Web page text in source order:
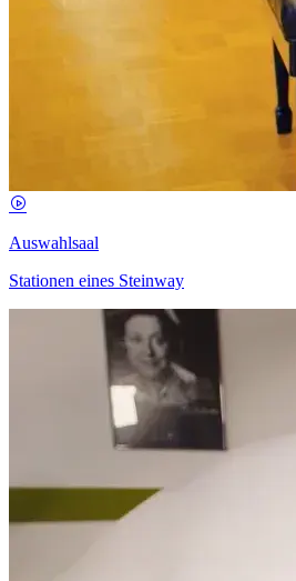
Auswahlsaal
Stationen eines Steinway